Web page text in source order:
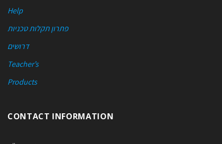
Help
פתרון תקלות טכניות
דרושים
Teacher’s
Products
CONTACT INFORMATION